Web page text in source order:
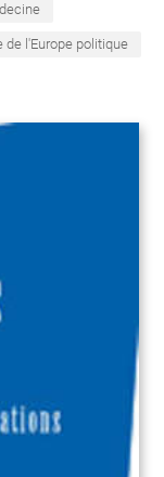
de l'Europe politique